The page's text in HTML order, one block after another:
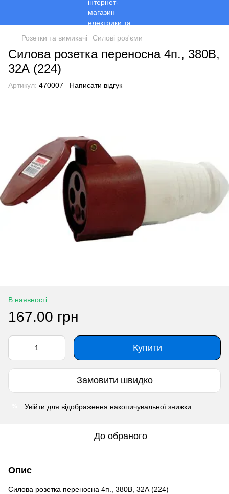
Розетки та вимикачі Силові роз'єми
Силова розетка переносна 4п., 380В,
32А (224)
Артикул: 470007 Написати відгук
В наявності
167.00 грн
Купити
Замовити швидко
Увійти для відображення накопичувальної знижки
До обраного
Опис
Силова розетка переносна 4п., 380В, 32А (224)